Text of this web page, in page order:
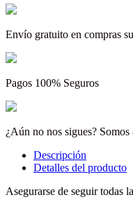
Envío gratuito en compras
Pagos 100% Seguros
¿Aún no nos sigues?
Descripción
Detalles del producto
Asegurarse de seguir todas